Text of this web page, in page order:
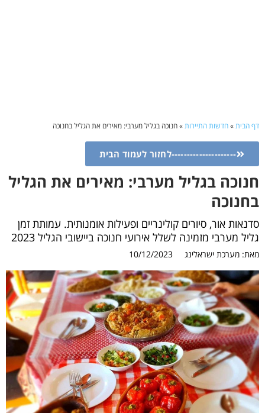
דף הבית»חדשות התיירות»חנוכה בגליל מערבי: מאירים את הגליל בחנוכה
---------------------לחזור לעמוד הבית
חנוכה בגליל מערבי: מאירים את הגליל
בחנוכה
סדנאות אור, סיורים קולינריים ופעילות אומנותית. עמותת זמן
גליל מערבי מזמינה לשלל אירועי חנוכה ביישובי הגליל 2023
מאת: מערכת ישראלינג 10/12/2023